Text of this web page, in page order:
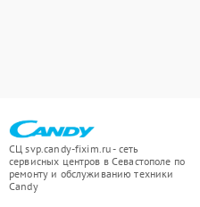
СЦ svp.candy-fixim.ru - сеть
сервисных центров в Севастополе по
ремонту и обслуживанию техники
Candy